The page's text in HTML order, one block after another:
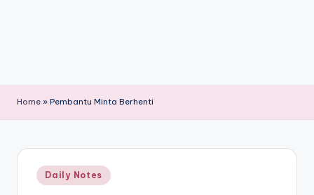
Home » Pembantu Minta Berhenti
Posted
in
Daily Notes